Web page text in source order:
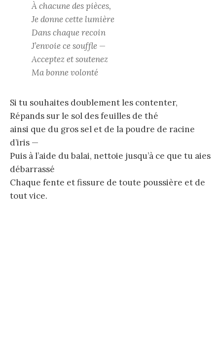
Àchacune des pièces,
Je donne cette lumière
Dans chaque recoin
J’envoie ce souffle —
Acceptez et soutenez
Ma bonne volonté
Si tu souhaites doublement les contenter,
Répands sur le sol des feuilles de thé
ainsi que du gros sel et de la poudre de racine
d’iris —
Puis à l’aide du balai, nettoie jusqu’à ce que tu aies
débarrassé
Chaque fente et fissure de toute poussière et de
tout vice.